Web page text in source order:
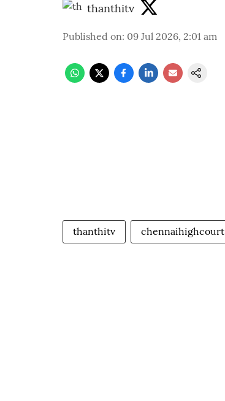
thanthitv
Published on: 09 Jul 2026, 2:01 am
thanthitv chennaihighcourt